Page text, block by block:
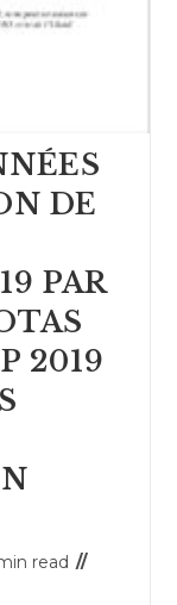
DE
PAR
2019
read